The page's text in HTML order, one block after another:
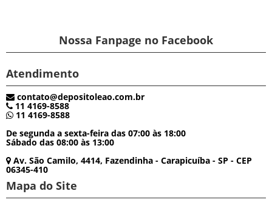
Nossa Fanpage no Facebook
Atendimento
contato@depositoleao.com.br
11 4169-8588
11 4169-8588
De segunda a sexta-feira das 07:00 às 18:00
Sábado das 08:00 às 13:00
Av. São Camilo, 4414, Fazendinha - Carapicuíba - SP - CEP
06345-410
Mapa do Site